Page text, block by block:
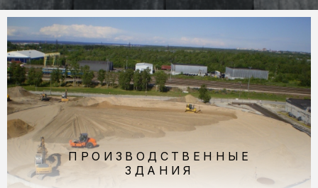
ПРОИЗВОДСТВЕННЫЕ
ЗДАНИЯ